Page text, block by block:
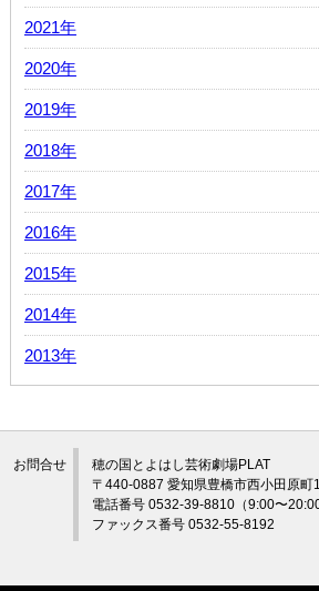
2021年
2020年
2019年
2018年
2017年
2016年
2015年
2014年
2013年
お問合せ
穂の国とよはし芸術劇場PLAT
〒440-0887 愛知県豊橋市西小田原町
電話番号 0532-39-8810（9:00〜
ファックス番号 0532-55-8192